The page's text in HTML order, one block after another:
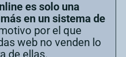
es solo una
en un sistema de
por el que
web no venden lo
de ellas.